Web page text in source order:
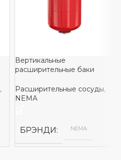
,
Вертикальные
расширительные баки
Расширительные сосуды,
NEMA
БРЭНДИ NEMA